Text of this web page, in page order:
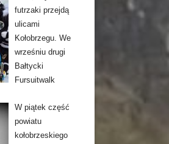
futrzaki przejdą
ulicami
Kołobrzegu. We
wrześniu drugi
Bałtycki
Fursuitwalk
W piątek część
powiatu
kołobrzeskiego